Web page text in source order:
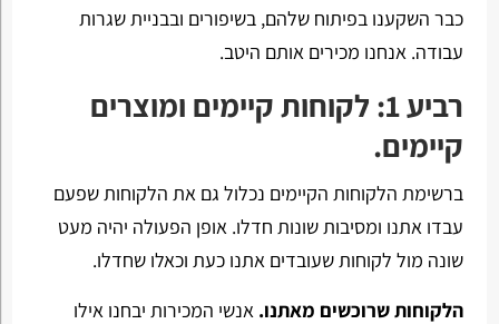
כבר השקענו בפיתוח שלהם, בשיפורים ובבניית שגרות
עבודה. אנחנו מכירים אותם היטב.
רביע 1: לקוחות קיימים ומוצרים
קיימים.
ברשימת הלקוחות הקיימים נכלול גם את הלקוחות שפעם
עבדו אתנו ומסיבות שונות חדלו. אופן הפעולה יהיה מעט
שונה מול לקוחות שעובדים אתנו כעת וכאלו שחדלו.
הלקוחות שרוכשים מאתנו. אנשי המכירות יבחנו אילו